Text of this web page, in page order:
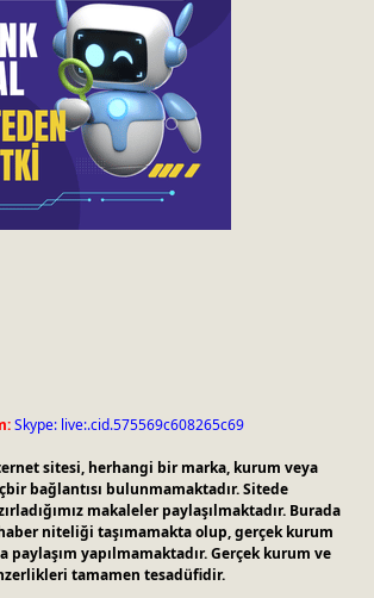
Skype: live:.cid.575569c608265c69
sitesi, herhangi bir marka, kurum veya
bağlantısı bulunmamaktadır. Sitede
makaleler paylaşılmaktadır. Burada
niteliği taşımamakta olup, gerçek kurum
paylaşım yapılmamaktadır. Gerçek kurum ve
tamamen tesadüfidir.